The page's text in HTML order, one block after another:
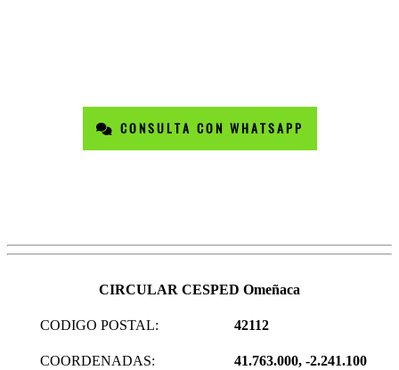
CONSULTA CON WHATSAPP
CIRCULAR CESPED Omeñaca
CODIGO POSTAL: 42112
COORDENADAS: 41.763.000, -2.241.100